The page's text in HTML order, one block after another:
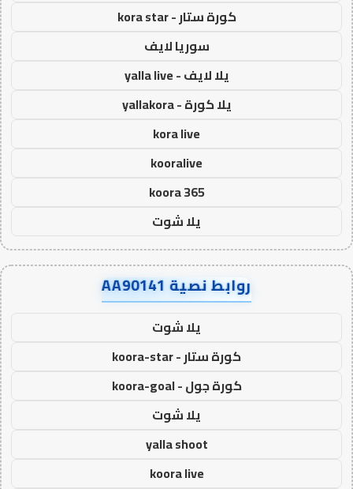
كورة ستار - kora star
سوريا لايف
يلا لايف - yalla live
يلا كورة - yallakora
kora live
kooralive
koora 365
يلا شوت
روابط نصية AA90141
يلا شوت
كورة ستار - koora-star
كورة جول - koora-goal
يلا شوت
yalla shoot
koora live